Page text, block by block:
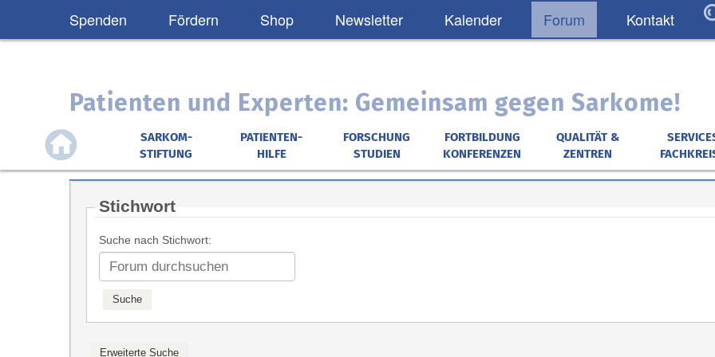
Spenden Fördern Shop Newsletter Kalender Forum Kontakt
Patienten und Experten: Gemeinsam gegen Sarkome!
SARKOM-
STIFTUNG
PATIENTEN-
HILFE
FORSCHUNG
STUDIEN
FORTBILDUNG
KONFERENZEN
QUALITÄT &
ZENTREN
Stichwort
Suche nach Stichwort: